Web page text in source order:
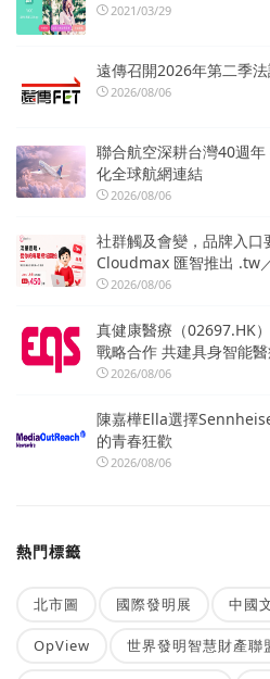
2021/03/29
遠傳召開2026年第二季
2026/08/06
聯合航空深耕台灣40週
化全球航網連結
2026/08/06
社群觸及會變，品牌入口
Cloudmax 匯智推出 .tw
2026/08/06
真健康醫療（02697.HK
戰略合作 共建具身智能
2026/08/06
陳嘉樺Ella選擇
的青春狂歡
2026/08/06
熱門標籤
北市圖 國際發明展 中國
OpView 世界發明智慧財產聯